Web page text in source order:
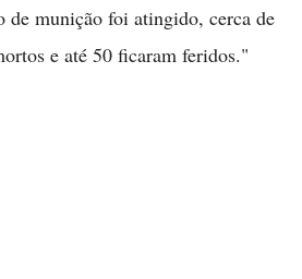
de munição foi atingido, cerca de
e até 50 ficaram feridos."